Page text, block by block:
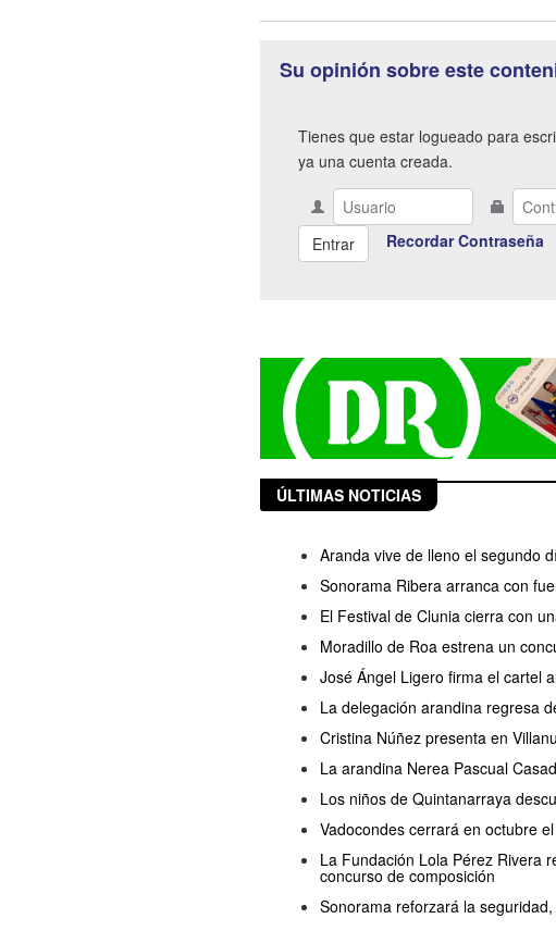
Su opinión sobre este
Tienes que estar logueado para
ya una cuenta creada.
Recordar Contraseña
ÚLTIMAS NOTICIAS
Aranda vive de lleno el segundo
Sonorama Ribera arranca con
El Festival de Clunia cierra con
Moradillo de Roa estrena un
José Ángel Ligero firma el cartel
La delegación arandina regresa
Cristina Núñez presenta en
La arandina Nerea Pascual
Los niños de Quintanarraya
Vadocondes cerrará en octubre
La Fundación Lola Pérez Rivera
concurso de composición
Sonorama reforzará la